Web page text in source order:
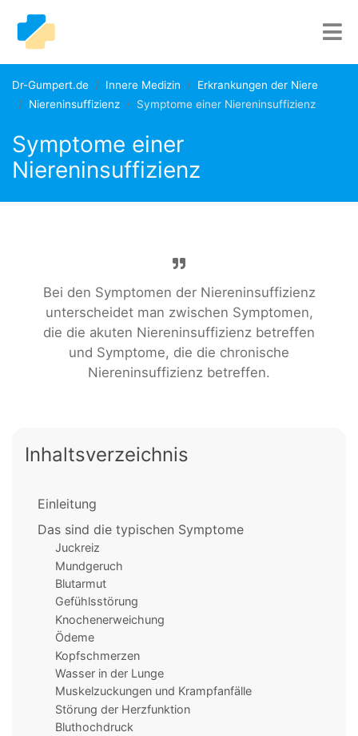
Dr-Gumpert.de Innere Medizin
Erkrankungen der Niere
Niereninsuffizienz
Symptome einer Niereninsuffizienz
Symptome einer
Niereninsuffizienz
Bei den Symptomen der Niereninsuffizienz
unterscheidet man zwischen Symptomen,
die die akuten Niereninsuffizienz betreffen
und Symptome, die die chronische
Niereninsuffizienz betreffen.
Inhaltsverzeichnis
Einleitung
Das sind die typischen Symptome
Juckreiz
Mundgeruch
Blutarmut
Gefühlsstörung
Knochenerweichung
Ödeme
Kopfschmerzen
Wasser in der Lunge
Muskelzuckungen und Krampfanfälle
Störung der Herzfunktion
Bluthochdruck